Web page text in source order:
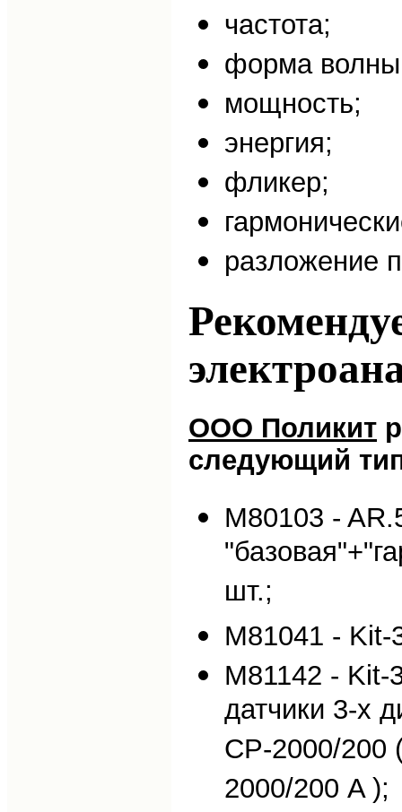
частота;
форма
мощность;
энергия;
фликер;
разложение
ООО Поликит
следующий
M80103 -
шт.;
M81041 -
M81142 - Kit-
датчики 3-х
CP-2000/200
2000/200 A );